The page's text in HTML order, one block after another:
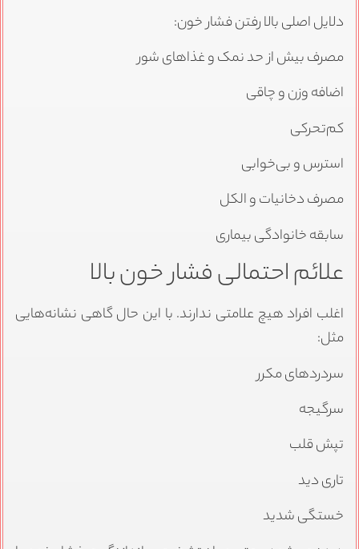
دلایل اصلی بالا رفتن فشار خون:
مصرف بیش از حد نمک و غذاهای شور
اضافه وزن و چاقی
کم‌تحرکی
استرس و بی‌خوابی
مصرف دخانیات و الکل
سابقه خانوادگی بیماری
علائم احتمالی فشار خون بالا
اغلب افراد هیچ علامتی ندارند. با این حال گاهی نشانه‌هایی
مثل:
سردردهای مکرر
سرگیجه
تپش قلب
تاری دید
خستگی شدید